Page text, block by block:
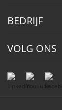
BEDRIJF
VOLG ONS